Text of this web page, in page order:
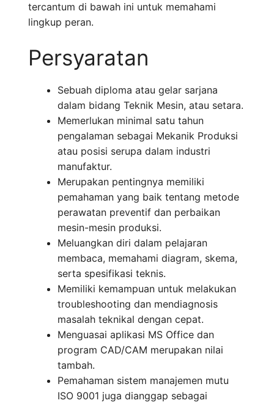
tercantum di bawah ini untuk memahami
lingkup peran.
Persyaratan
Sebuah diploma atau gelar sarjana
dalam bidang Teknik Mesin, atau setara.
Memerlukan minimal satu tahun
pengalaman sebagai Mekanik Produksi
atau posisi serupa dalam industri
manufaktur.
Merupakan pentingnya memiliki
pemahaman yang baik tentang metode
perawatan preventif dan perbaikan
mesin-mesin produksi.
Meluangkan diri dalam pelajaran
membaca, memahami diagram, skema,
serta spesifikasi teknis.
Memiliki kemampuan untuk melakukan
troubleshooting dan mendiagnosis
masalah teknikal dengan cepat.
Menguasai aplikasi MS Office dan
program CAD/CAM merupakan nilai
tambah.
Pemahaman sistem manajemen mutu
ISO 9001 juga dianggap sebagai